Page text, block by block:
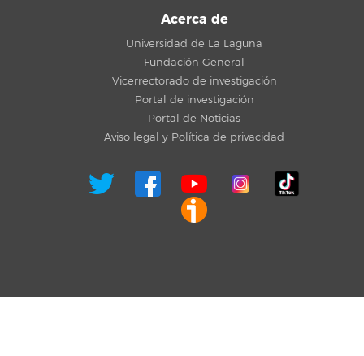
Acerca de
Universidad de La Laguna
Fundación General
Vicerrectorado de investigación
Portal de investigación
Portal de Noticias
Aviso legal y Política de privacidad